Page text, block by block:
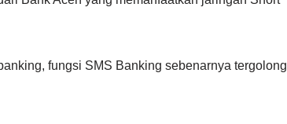
fungsi SMS Banking sebenarnya tergolong